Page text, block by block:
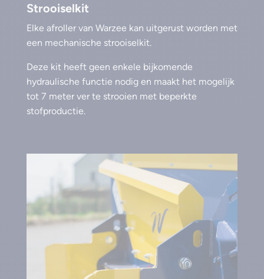
Strooiselkit
Elke afroller van Warzee kan uitgerust worden met
een mechanische strooiselkit.
Deze kit heeft geen enkele bijkomende
hydraulische functie nodig en maakt het mogelijk
tot 7 meter ver te strooien met beperkte
stofproductie.